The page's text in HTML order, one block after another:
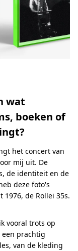
wat
boeken of
het concert van
mij uit. De
de identiteit en de
deze foto's
de Rollei 35s.
vooral trots op
prachtig
van de kleding